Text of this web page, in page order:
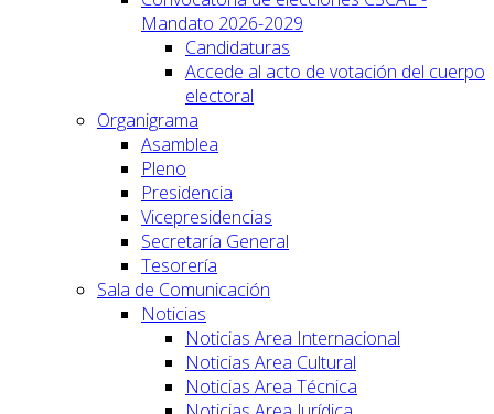
Mandato 2026-2029
Candidaturas
Accede al acto de votación del cuerpo
electoral
Organigrama
Asamblea
Pleno
Presidencia
Vicepresidencias
Secretaría General
Tesorería
Sala de Comunicación
Noticias
Noticias Area Internacional
Noticias Area Cultural
Noticias Area Técnica